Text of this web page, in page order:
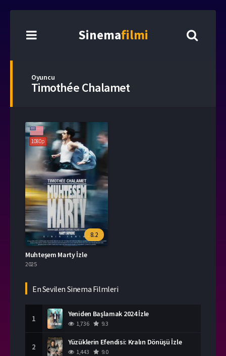
Sinemafilmi
Oyuncu
Timothée Chalamet
1080p
8.2
Muhteşem Marty İzle
2025
En Sevilen Sinema Filmleri
1 Yeniden Başlamak 2024 İzle
1,736 9.3
2 Yüzüklerin Efendisi: Kralın Dönüşü İzle
1,443 9.0